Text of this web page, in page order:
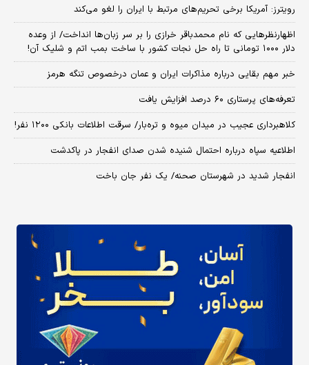
رویترز: آمریکا برخی تحریم‌های مرتبط با ایران را لغو می‌کند
اظهارنظرهایی که نام محمدباقر خرازی را بر سر زبان‌ها انداخت/ از وعده
دلار ۱۰۰۰ تومانی تا راه حل نجات کشور با ساخت بمب اتم و شلیک آن!
خبر مهم بقایی درباره مذاکرات ایران و عمان درخصوص تنگه هرمز
تعرفه‌های پرستاری ۶۰ درصد افزایش یافت
کلاهبرداری عجیب در میدان میوه و تره‌بار/ سرقت اطلاعات بانکی ۱۲۰۰ نفر!
اطلاعیه سپاه درباره احتمال شنیده شدن صدای انفجار در پاکدشت
انفجار شدید در شهرستان صحنه/ یک نفر جان باخت